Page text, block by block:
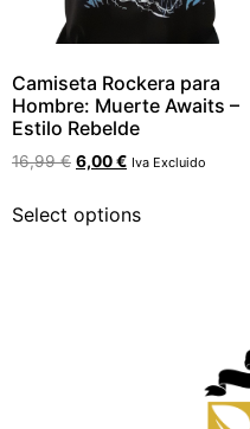
Camiseta Rockera para
Hombre: Muerte Awaits –
Estilo Rebelde
16,99€ 6,00€ Iva Excluido
Select options